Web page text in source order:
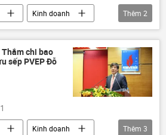
Kinh doanh
Thêm 2
chi bao
sếp PVEP Đỗ
Kinh doanh
Thêm 3